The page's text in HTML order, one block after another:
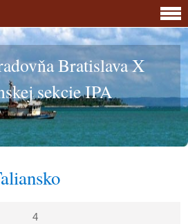
Bratislava X
sekcie IPA
4